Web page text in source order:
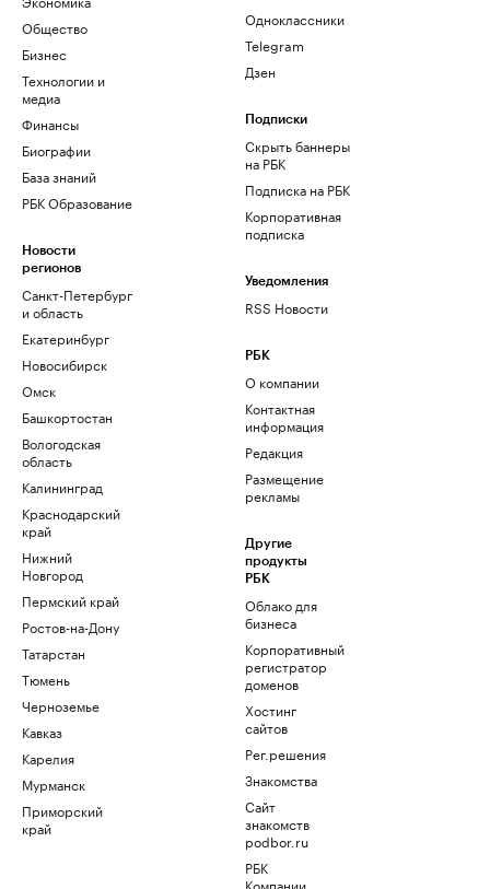
Общество
Бизнес
Технологии и
медиа
Финансы
Биографии
База знаний
РБК Образование
Новости
регионов
Санкт-Петербург
и область
Екатеринбург
Новосибирск
Омск
Башкортостан
Вологодская
область
Калининград
Краснодарский
край
Нижний
Новгород
Пермский край
Ростов-на-Дону
Татарстан
Тюмень
Черноземье
Кавказ
Карелия
Мурманск
Приморский
край
Одноклассники
Telegram
Дзен
Подписки
Скрыть баннеры
на РБК
Подписка на РБК
Корпоративная
подписка
Уведомления
RSS Новости
РБК
О компании
Контактная
информация
Редакция
Размещение
рекламы
Другие
продукты
РБК
Облако для
бизнеса
Корпоративный
регистратор
доменов
Хостинг
сайтов
Рег.решения
Знакомства
Сайт
знакомств
podbor.ru
РБК
Компании